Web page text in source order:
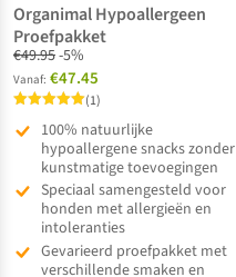
Organimal Hypoallergeen
Proefpakket
€49.95-5%
Vanaf: €47.45
5.00
(1)
100% natuurlijke
hypoallergene snacks zonder
kunstmatige toevoegingen
Speciaal samengesteld voor
honden met allergieën en
intoleranties
Gevarieerd proefpakket met
verschillende smaken en